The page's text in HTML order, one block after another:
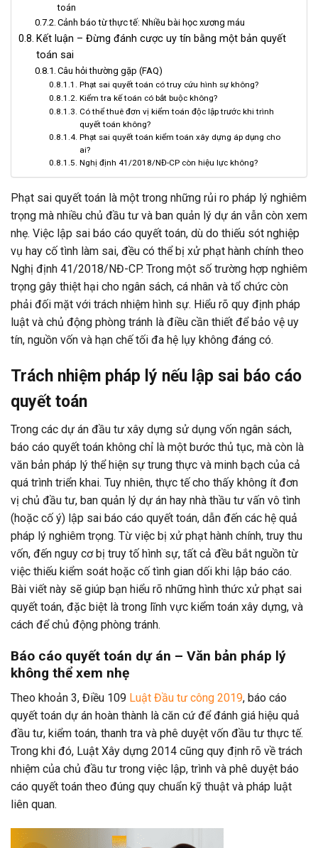
toán
Cảnh báo từ thực tế: Nhiều bài học xương máu
Kết luận – Đừng đánh cược uy tín bằng một bản quyết
toán sai
Câu hỏi thường gặp (FAQ)
Phạt sai quyết toán có truy cứu hình sự không?
Kiểm tra kế toán có bắt buộc không?
Có thể thuê đơn vị kiểm toán độc lập trước khi trình
quyết toán không?
Phạt sai quyết toán kiểm toán xây dựng áp dụng cho
ai?
Nghị định 41/2018/NĐ-CP còn hiệu lực không?
Phạt sai quyết toán là một trong những rủi ro pháp lý nghiêm
trọng mà nhiều chủ đầu tư và ban quản lý dự án vẫn còn xem
nhẹ. Việc lập sai báo cáo quyết toán, dù do thiếu sót nghiệp
vụ hay cố tình làm sai, đều có thể bị xử phạt hành chính theo
Nghị định 41/2018/NĐ-CP. Trong một số trường hợp nghiêm
trọng gây thiệt hại cho ngân sách, cá nhân và tổ chức còn
phải đối mặt với trách nhiệm hình sự. Hiểu rõ quy định pháp
luật và chủ động phòng tránh là điều cần thiết để bảo vệ uy
tín, nguồn vốn và hạn chế tối đa hệ lụy không đáng có.
Trách nhiệm pháp lý nếu lập sai báo cáo
quyết toán
Trong các dự án đầu tư xây dựng sử dụng vốn ngân sách,
báo cáo quyết toán không chỉ là một bước thủ tục, mà còn là
văn bản pháp lý thể hiện sự trung thực và minh bạch của cả
quá trình triển khai. Tuy nhiên, thực tế cho thấy không ít đơn
vị chủ đầu tư, ban quản lý dự án hay nhà thầu tư vấn vô tình
(hoặc cố ý) lập sai báo cáo quyết toán, dẫn đến các hệ quả
pháp lý nghiêm trọng. Từ việc bị xử phạt hành chính, truy thu
vốn, đến nguy cơ bị truy tố hình sự, tất cả đều bắt nguồn từ
việc thiếu kiểm soát hoặc cố tình gian dối khi lập báo cáo.
Bài viết này sẽ giúp bạn hiểu rõ những hình thức xử phạt sai
quyết toán, đặc biệt là trong lĩnh vực kiểm toán xây dựng, và
cách để chủ động phòng tránh.
Báo cáo quyết toán dự án – Văn bản pháp lý
không thể xem nhẹ
Theo khoản 3, Điều 109 Luật Đầu tư công 2019, báo cáo
quyết toán dự án hoàn thành là căn cứ để đánh giá hiệu quả
đầu tư, kiểm toán, thanh tra và phê duyệt vốn đầu tư thực tế.
Trong khi đó, Luật Xây dựng 2014 cũng quy định rõ về trách
nhiệm của chủ đầu tư trong việc lập, trình và phê duyệt báo
cáo quyết toán theo đúng quy chuẩn kỹ thuật và pháp luật
liên quan.